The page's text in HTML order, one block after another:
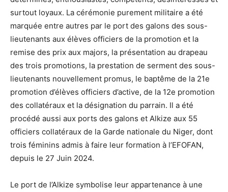
surtout loyaux. La cérémonie purement militaire a été
marquée entre autres par le port des galons des sous-
lieutenants aux élèves officiers de la promotion et la
remise des prix aux majors, la présentation au drapeau
des trois promotions, la prestation de serment des sous-
lieutenants nouvellement promus, le baptême de la 21e
promotion d’élèves officiers d’active, de la 12e promotion
des collatéraux et la désignation du parrain. Il a été
procédé aussi aux ports des galons et Alkize aux 55
officiers collatéraux de la Garde nationale du Niger, dont
trois féminins admis à faire leur formation à l’EFOFAN,
depuis le 27 Juin 2024.
Le port de l’Alkize symbolise leur appartenance à une